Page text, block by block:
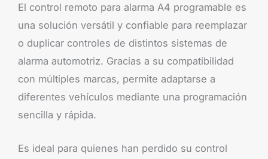
El control remoto para alarma A4 programable es
una solución versátil y confiable para reemplazar
o duplicar controles de distintos sistemas de
alarma automotriz. Gracias a su compatibilidad
con múltiples marcas, permite adaptarse a
diferentes vehículos mediante una programación
sencilla y rápida.
Es ideal para quienes han perdido su control